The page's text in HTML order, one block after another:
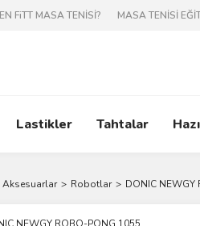
FiTT MASA TENİSİ? MASA TENİSİ
Lastikler Tahtalar
Aksesuarlar Robotlar DONIC NEWGY